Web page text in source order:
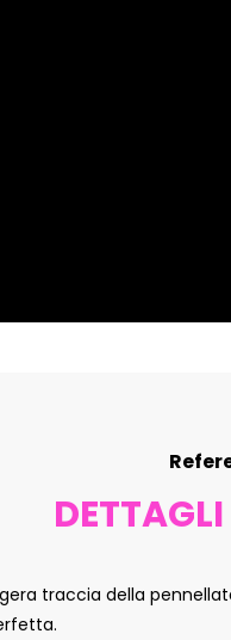
traccia della